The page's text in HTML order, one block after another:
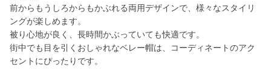
前からもうしろからもかぶれる両用デザインで、様々なスタイリ
ングが楽しめます。
被り心地が良く、長時間かぶっていても快適です。
街中でも目を引くおしゃれなベレー帽は、コーディネートのアク
セントにぴったりです。